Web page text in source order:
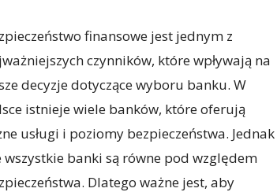
finansowe jest jednym z
czynników, które wpływają na
decyzje dotyczące wyboru banku. W
istnieje wiele banków, które oferują
usługi i poziomy bezpieczeństwa. Jednak
wszystkie banki są równe pod względem
Dlatego ważne jest, aby